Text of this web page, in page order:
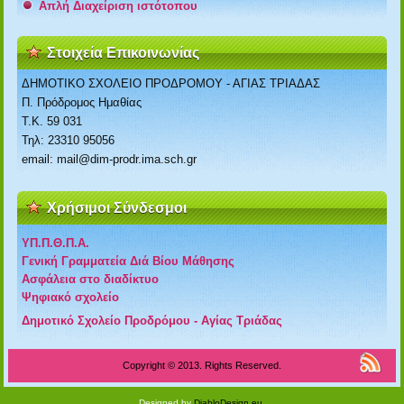
Απλή Διαχείριση ιστότοπου
Στοιχεία Επικοινωνίας
ΔΗΜΟΤΙΚΟ ΣΧΟΛΕΙΟ ΠΡΟΔΡΟΜΟΥ - ΑΓΙΑΣ ΤΡΙΑΔΑΣ
Π. Πρόδρομος Ημαθίας
Τ.Κ. 59 031
Τηλ: 23310 95056
email: mail@dim-prodr.ima.sch.gr
Χρήσιμοι Σύνδεσμοι
ΥΠ.Π.Θ.Π.Α.
Γενική Γραμματεία Διά Βίου Μάθησης
Ασφάλεια στο διαδίκτυο
Ψηφιακό σχολείο
Δημοτικό Σχολείο Προδρόμου - Αγίας Τριάδας
Copyright © 2013. Rights Reserved.